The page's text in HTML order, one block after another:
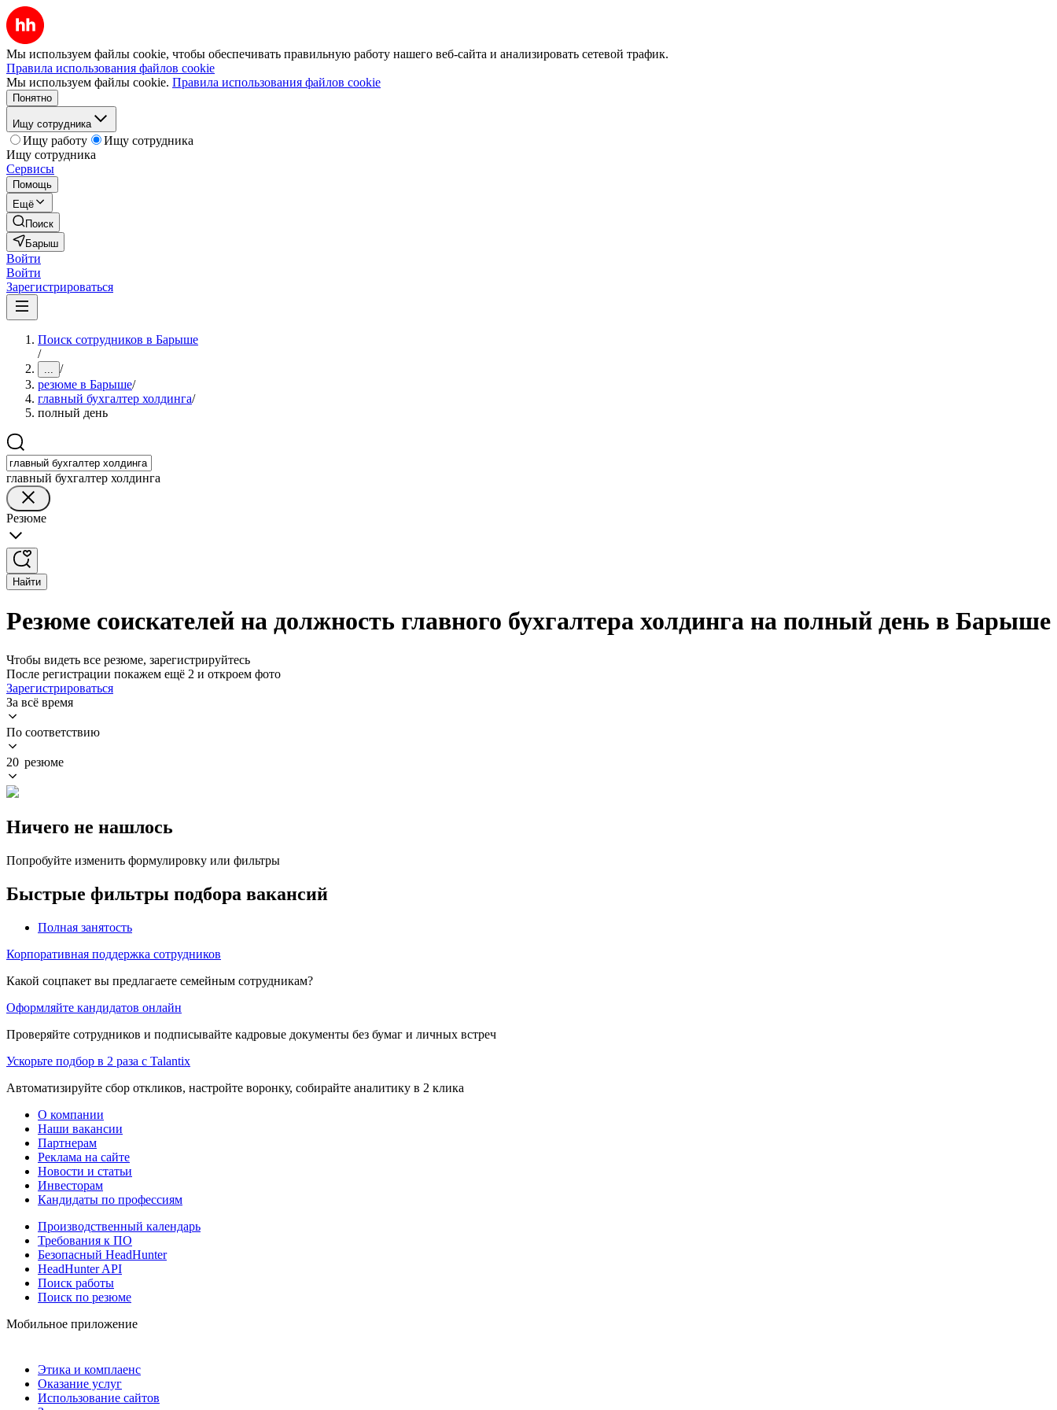
Мы используем файлы cookie, чтобы обеспечивать правильную работу нашего веб-сайта и анализировать сетевой трафик.
Правила использования файлов cookie
Мы используем файлы cookie. Правила использования файлов cookie
Понятно
Ищу сотрудника
Ищу работу
Ищу сотрудника
Ищу сотрудника
Сервисы
Помощь
Ещё
Поиск
Барыш
Войти
Войти
Зарегистрироваться
Поиск сотрудников в Барыше
/
... /
резюме в Барыше/
главный бухгалтер холдинга/
полный день
главный бухгалтер холдинга
Резюме
Найти
Резюме соискателей на должность главного бухгалтера холдинга на полный день в Барыше
Чтобы видеть все резюме, зарегистрируйтесь
После регистрации покажем ещё 2 и откроем фото
Зарегистрироваться
За всё время
По соответствию
20 резюме
Ничего не нашлось
Попробуйте изменить формулировку или фильтры
Быстрые фильтры подбора вакансий
Полная занятость
Корпоративная поддержка сотрудников
Какой соцпакет вы предлагаете семейным сотрудникам?
Оформляйте кандидатов онлайн
Проверяйте сотрудников и подписывайте кадровые документы без бумаг и личных встреч
Ускорьте подбор в 2 раза с Talantix
Автоматизируйте сбор откликов, настройте воронку, собирайте аналитику в 2 клика
О компании
Наши вакансии
Партнерам
Реклама на сайте
Новости и статьи
Инвесторам
Кандидаты по профессиям
Производственный календарь
Требования к ПО
Безопасный HeadHunter
HeadHunter API
Поиск работы
Поиск по резюме
Мобильное приложение
Этика и комплаенс
Оказание услуг
Использование сайтов